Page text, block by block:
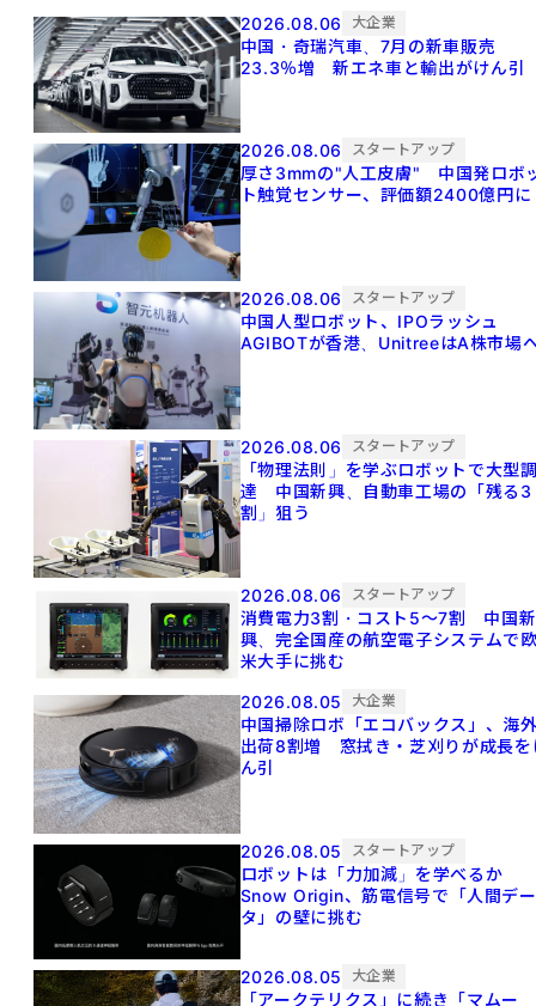
2026.08.06 大企業
中国・奇瑞汽車、7月の新車販売
23.3％増 新エネ車と輸出がけん引
2026.08.06 スタートアップ
厚さ3mmの"人工皮膚" 中国発ロボ
ト触覚センサー、評価額2400億円に
2026.08.06 スタートアップ
中国人型ロボット、IPOラッシュ
AGIBOTが香港、UnitreeはA株市場
2026.08.06 スタートアップ
「物理法則」を学ぶロボットで大型
達 中国新興、自動車工場の「残る3
割」狙う
2026.08.06 スタートアップ
消費電力3割・コスト5〜7割 中国新
興、完全国産の航空電子システムで
米大手に挑む
2026.08.05
大企業
中国掃除ロボ「エコバックス」、海
出荷8割増 窓拭き・芝刈りが成長を
ん引
2026.08.05 スタートアップ
ロボットは「力加減」を学べるか
Snow Origin、筋電信号で「人間デー
タ」の壁に挑む
2026.08.05 大企業
「アークテリクス」に続き「マムー